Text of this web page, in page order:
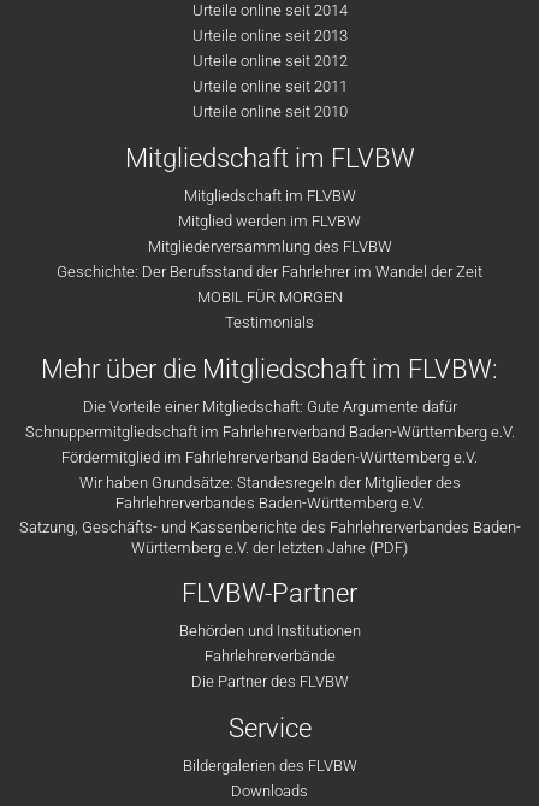
Urteile online seit 2014
Urteile online seit 2013
Urteile online seit 2012
Urteile online seit 2011
Urteile online seit 2010
Mitgliedschaft im FLVBW
Mitgliedschaft im FLVBW
Mitglied werden im FLVBW
Mitgliederversammlung des FLVBW
Geschichte: Der Berufsstand der Fahrlehrer im Wandel der Zeit
MOBIL FÜR MORGEN
Testimonials
Mehr über die Mitgliedschaft im FLVBW:
Die Vorteile einer Mitgliedschaft: Gute Argumente dafür
Schnuppermitgliedschaft im Fahrlehrerverband Baden-Württemberg e.V.
Fördermitglied im Fahrlehrerverband Baden-Württemberg e.V.
Wir haben Grundsätze: Standesregeln der Mitglieder des
Fahrlehrerverbandes Baden-Württemberg e.V.
Satzung, Geschäfts- und Kassenberichte des Fahrlehrerverbandes Baden-
Württemberg e.V. der letzten Jahre (PDF)
FLVBW-Partner
Behörden und Institutionen
Fahrlehrerverbände
Die Partner des FLVBW
Service
Bildergalerien des FLVBW
Downloads